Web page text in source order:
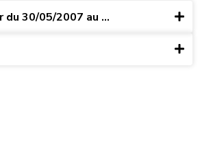
du 30/05/2007 au ...